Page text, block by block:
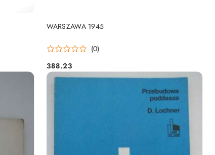
WARSZAWA 1945
(0)
Cena:
388.23